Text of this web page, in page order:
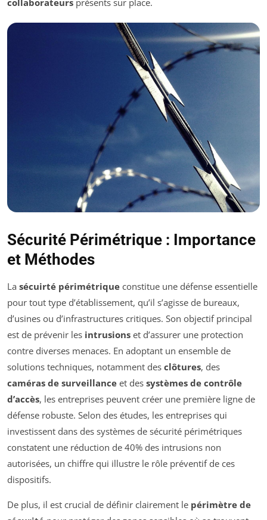
collaborateurs présents sur place.
Sécurité Périmétrique : Importance
et Méthodes
La sécuirté périmétrique constitue une défense essentielle
pour tout type d’établissement, qu’il s’agisse de bureaux,
d’usines ou d’infrastructures critiques. Son objectif principal
est de prévenir les intrusions et d’assurer une protection
contre diverses menaces. En adoptant un ensemble de
solutions techniques, notamment des clôtures, des
caméras de surveillance et des systèmes de contrôle
d’accès, les entreprises peuvent créer une première ligne de
défense robuste. Selon des études, les entreprises qui
investissent dans des systèmes de sécurité périmétriques
constatent une réduction de 40% des intrusions non
autorisées, un chiffre qui illustre le rôle préventif de ces
dispositifs.
De plus, il est crucial de définir clairement le périmètre de